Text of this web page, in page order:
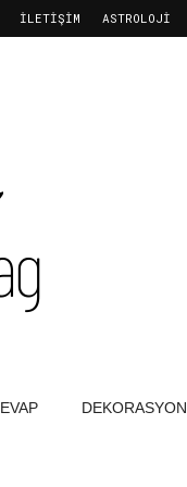
İLETIŞIM ASTROLOJİ
DEKORASYON